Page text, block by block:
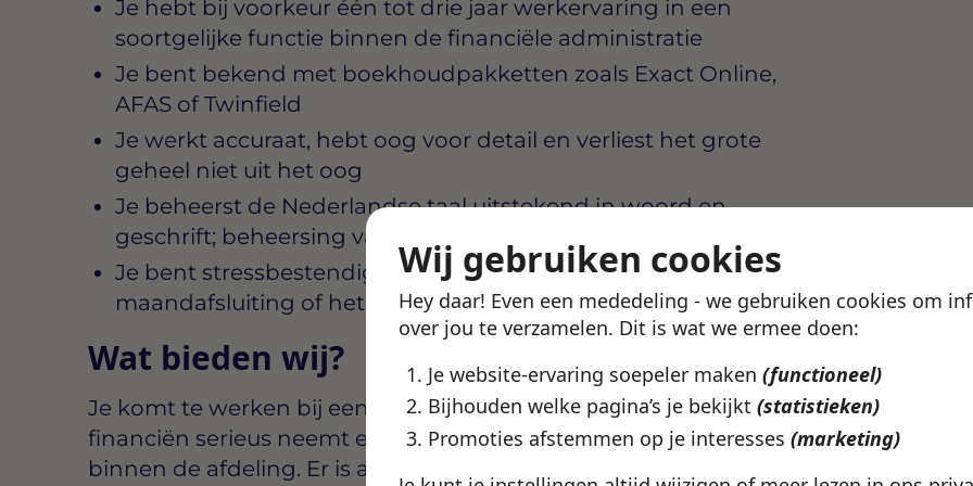
Wij gebruiken cookies
Hey daar! Even een mededeling - we gebruiken cookies om
over jou te verzamelen. Dit is wat we ermee doen:
Je website-ervaring soepeler maken (functioneel)
Bijhouden welke pagina’s je bekijkt (statistieken)
Promoties afstemmen op je interesses (marketing)
Je hebt bij voorkeur één tot drie jaar werkervaring in een
soortgelijke functie binnen de financiële administratie
Je bent bekend met boekhoudpakketten zoals Exact Online,
AFAS of Twinfield
Je werkt accuraat, hebt oog voor detail en verliest het grote
geheel niet uit het oog
Je beheerst de Nederlandse taal uitstekend in woord en
geschrift; beheersing van de Engelse taal is een pré
Je bent stressbestendig tijdens drukkere perioden zoals de
maandafsluiting of het btw-aangiftemoment
Wat bieden wij?
Je komt te werken bij een organisatie in Zoetermeer die
financiën serieus neemt en ruimte biedt om door te groeien
binnen de afdeling. Er is aandacht voor jouw ontwikkeling,